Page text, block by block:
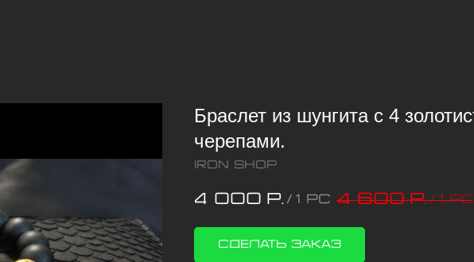
Браслет из шунгита с 4
черепами.
iRon Shop
4 000 р. / 1 pc 4 600 р. / 1 pc
Сделать заказ